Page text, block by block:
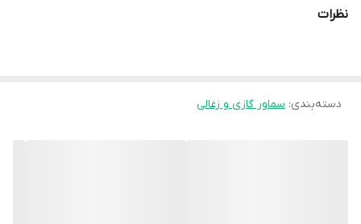
همراه با قوری
ارسال به سراسر کشور با تیپاکس و پست پیشتاز یا باربری
نظرات
دسته‌بندی: سماور گازی و زغالی